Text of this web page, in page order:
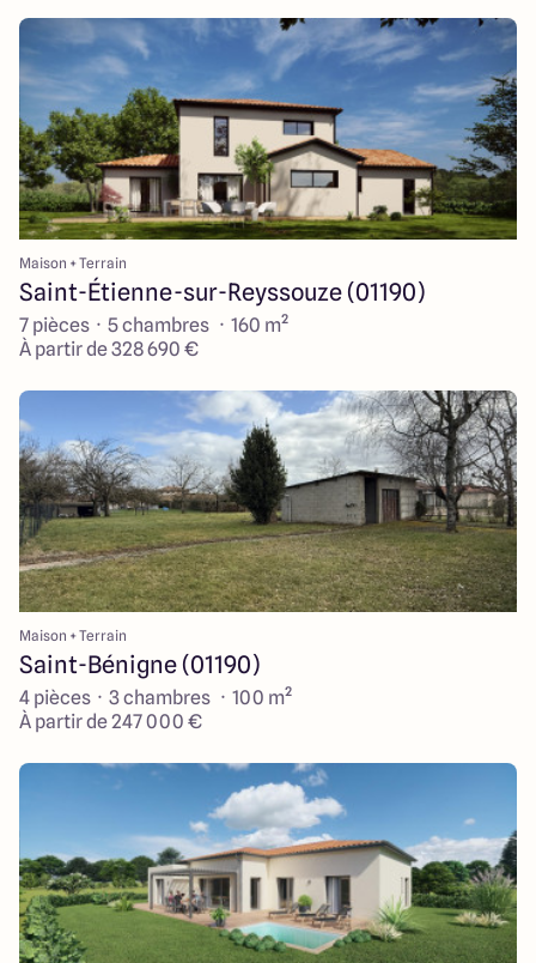
Maison + Terrain
Saint-Étienne-sur-Reyssouze (01190)
7 pièces · 5 chambres · 160 m²
À partir de 328 690 €
Maison + Terrain
Saint-Bénigne (01190)
4 pièces · 3 chambres · 100 m²
À partir de 247 000 €